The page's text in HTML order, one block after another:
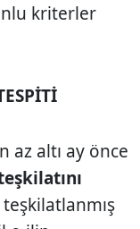
kriterler
altı ay önce